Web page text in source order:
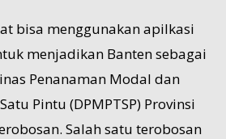
bisa menggunakan apilkasi
menjadikan Banten sebagai
Penanaman Modal dan
Pintu (DPMPTSP) Provinsi
Salah satu terobosan